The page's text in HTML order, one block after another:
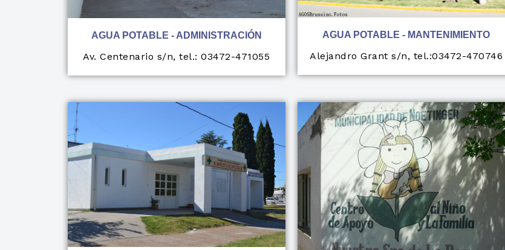
AGUA POTABLE - ADMINISTRACIÓN
Av. Centenario s/n, tel.: 03472-471055
AGUA POTABLE - MANTENIMIENTO
Alejandro Grant s/n, tel.:03472-470746